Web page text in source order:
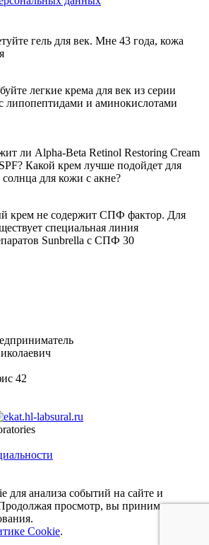
гель для век. Мне 43 года, кожа
легкие крема для век из серии
липопептидами и аминокислотами
ли Alpha-Beta Retinol Restoring Cream
Какой крем лучше подойдет для
для кожи с акне?
крем не содержит СПФ фактор. Для
специальная линия
Sunbrella с СПФ 30
42
для анализа событий на сайте и
просмотр, вы принимаете
Cookie.